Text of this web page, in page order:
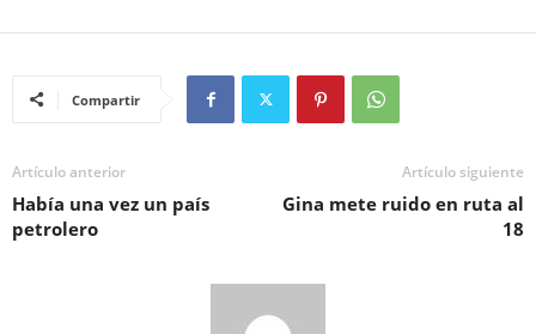
Compartir
Artículo anterior
Había una vez un país
petrolero
Artículo siguiente
Gina mete ruido en ruta al
18